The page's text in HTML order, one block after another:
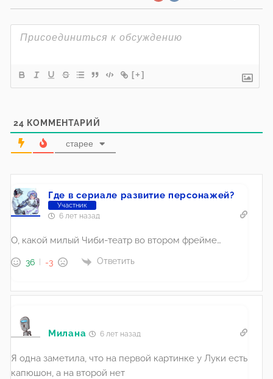
[+]
24 КОММЕНТАРИЙ
старее
Где в сериале развитие персонажей?
Участник
6 лет назад
О, какой милый Чиби-театр во втором фрейме…
36 -3 Ответить
Милана 6 лет назад
Я одна заметила, что на первой картинке у Луки есть
капюшон, а на второй нет